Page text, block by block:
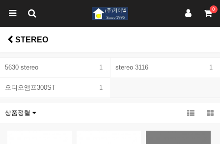
0
STEREO
5630 stereo 1 stereo 3116 1
오디오앰프300ST 1
상품정렬